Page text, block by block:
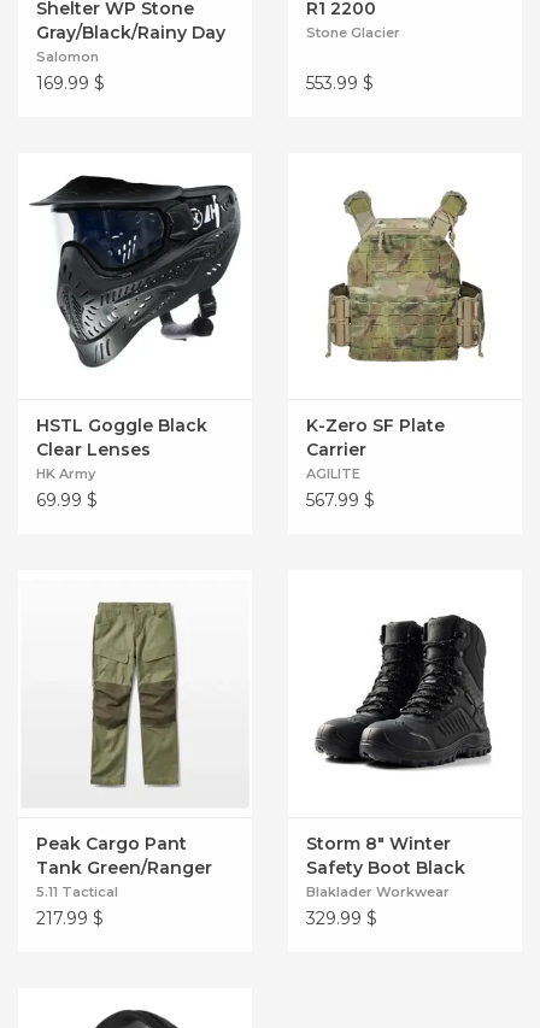
Shelter WP Stone
Gray/Black/Rainy Day
Salomon
169.99 $
R1 2200
Stone Glacier
553.99 $
HSTL Goggle Black
Clear Lenses
HK Army
69.99 $
K-Zero SF Plate
Carrier
AGILITE
567.99 $
Peak Cargo Pant
Tank Green/Ranger
Green
5.11 Tactical
217.99 $
Storm 8" Winter
Safety Boot Black
Blaklader Workwear
329.99 $